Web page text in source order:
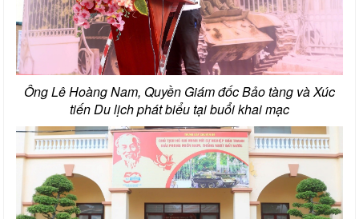
Ông Lê Hoàng Nam, Quyền Giám đốc Bảo tàng và Xúc
tiến Du lịch phát biểu tại buổi khai mạc